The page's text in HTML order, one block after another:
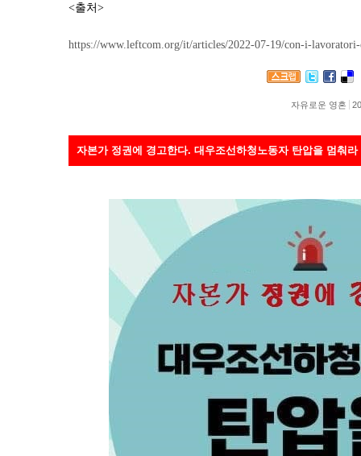
<출처>
https://www.leftcom.org/it/articles/2022-07-19/con-i-
자유로운 영혼
자본가 정권에 경고한다. 대우조선하청노동자 탄압을 멈춰라